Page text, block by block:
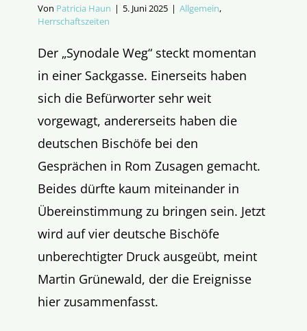
Von Patricia Haun | 5. Juni 2025 | Allgemein,
Herrschaftszeiten
Der „Synodale Weg“ steckt momentan
in einer Sackgasse. Einerseits haben
sich die Befürworter sehr weit
vorgewagt, andererseits haben die
deutschen Bischöfe bei den
Gesprächen in Rom Zusagen gemacht.
Beides dürfte kaum miteinander in
Übereinstimmung zu bringen sein. Jetzt
wird auf vier deutsche Bischöfe
unberechtigter Druck ausgeübt, meint
Martin Grünewald, der die Ereignisse
hier zusammenfasst.